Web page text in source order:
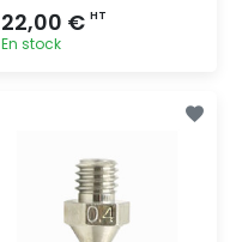
22,00 € HT
En stock